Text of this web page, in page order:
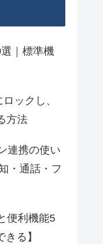
｜標準機
ックし、
方法
連携の使い
・通話・フ
便利機能5
る】